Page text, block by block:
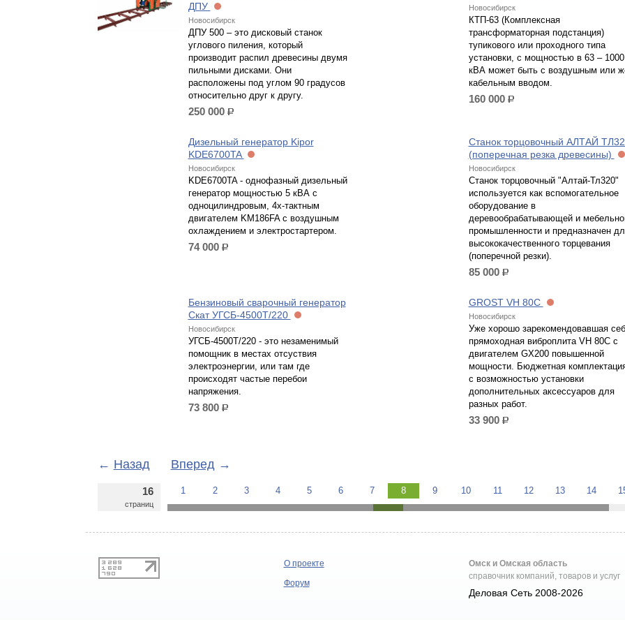
ДПУ
Новосибирск
ДПУ 500 – это дисковый станок
углового пиления, который
производит распил древесины двумя
пильными дисками. Они
расположены под углом 90 градусов
относительно друг к другу.
250 000 р.
Новосибирск
КТП-63 (Комплексная
трансформаторная подстанция)
тупикового или проходного типа
установки, с мощностью в 63 – 1000
кВА может быть с воздушным или
кабельным вводом.
160 000 р.
Дизельный генератор Kipor
KDE6700TA
Новосибирск
KDE6700TA - однофазный дизельный
генератор мощностью 5 кВА с
одноцилиндровым, 4х-тактным
двигателем KM186FA с воздушным
охлаждением и электростартером.
74 000 р.
Станок торцовочный АЛТАЙ
(поперечная резка древесины)
Новосибирск
Станок торцовочный "Алтай-Тл320"
используется как вспомогательное
оборудование в
деревообрабатывающей и
промышленности и предназначен
высококачественного торцевания
(поперечной резки).
85 000 р.
Бензиновый сварочный генератор
Скат УГСБ-4500Т/220
Новосибирск
УГСБ-4500Т/220 - это незаменимый
помощник в местах отсуствия
электроэнергии, или там где
происходят частые перебои
напряжения.
73 800 р.
GROST VH 80C
Новосибирск
Уже хорошо зарекомендовавшая
прямоходная виброплита VH 80С с
двигателем GX200 повышенной
мощности. Бюджетная
с возможностью установки
дополнительных аксессуаров для
разных работ.
33 900 р.
← Назад Вперед→
16
страниц
1 2 3 4 5 6 7 8 9 10 11 12 13 14
О проекте
Форум
Омск и Омская область
справочник компаний, товаров и услуг
Деловая Сеть 2008-2026